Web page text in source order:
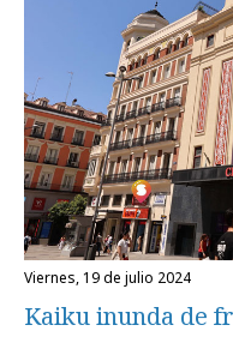
viernes, 19 de julio 2024
Kaiku inunda de